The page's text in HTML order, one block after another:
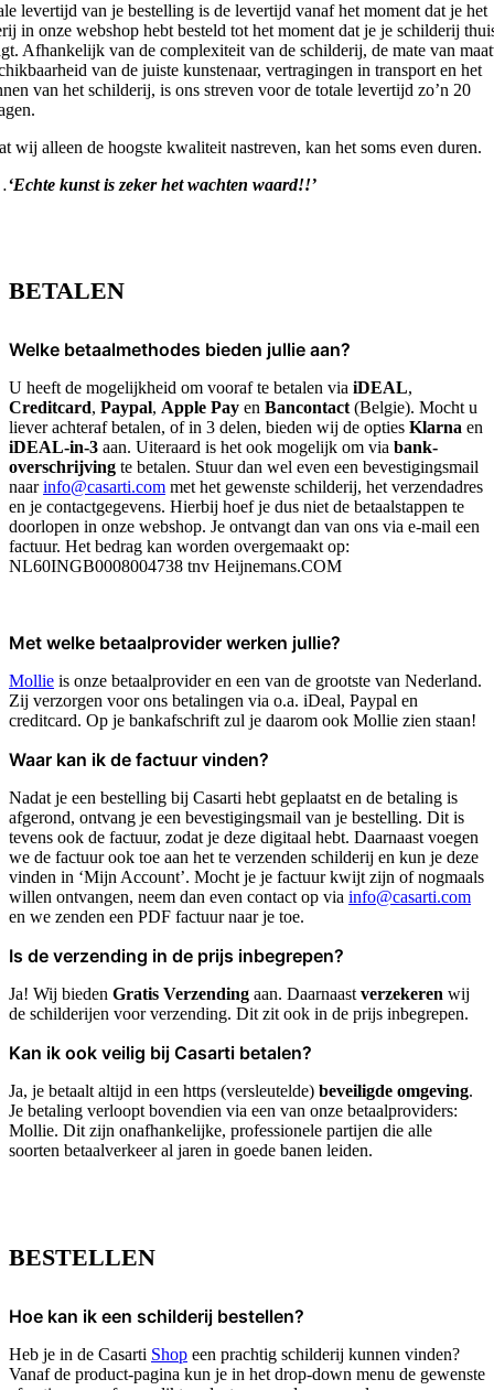
levertijd van je bestelling is de levertijd vanaf het moment dat je het
in onze webshop hebt besteld tot het moment dat je je schilderij
Afhankelijk van de complexiteit van de schilderij, de mate van
van de juiste kunstenaar, vertragingen in transport en het
van het schilderij, is ons streven voor de totale levertijd zo’n 20
wij alleen de hoogste kwaliteit nastreven, kan het soms even duren.
‘Echte kunst is zeker het wachten waard!!’
BETALEN
Welke betaalmethodes bieden jullie aan?
U heeft de mogelijkheid om vooraf te betalen via iDEAL,
Creditcard, Paypal, Apple Pay en Bancontact (Belgie). Mocht u
liever achteraf betalen, of in 3 delen, bieden wij de opties Klarna en
iDEAL-in-3 aan. Uiteraard is het ook mogelijk om via bank-
overschrijving te betalen. Stuur dan wel even een bevestigingsmail
naarinfo@casarti.com met het gewenste schilderij, het verzendadres
en je contactgegevens. Hierbij hoef je dus niet de betaalstappen te
doorlopen in onze webshop. Je ontvangt dan van ons via e-mail een
factuur. Het bedrag kan worden overgemaakt op:
NL60INGB0008004738 tnv Heijnemans.COM
Met welke betaalprovider werken jullie?
Mollie is onze betaalprovider en een van de grootste van Nederland.
Zij verzorgen voor ons betalingen via o.a. iDeal, Paypal en
creditcard. Op je bankafschrift zul je daarom ook Mollie zien staan!
Waar kan ik de factuur vinden?
Nadat je een bestelling bij Casarti hebt geplaatst en de betaling is
afgerond, ontvang je een bevestigingsmail van je bestelling. Dit is
tevens ook de factuur, zodat je deze digitaal hebt. Daarnaast voegen
we de factuur ook toe aan het te verzenden schilderij en kun je deze
vinden in ‘Mijn Account’. Mocht je je factuur kwijt zijn of nogmaals
willen ontvangen, neem dan even contact op via info@casarti.com
en we zenden een PDF factuur naar je toe.
Is de verzending in de prijs inbegrepen?
Ja! Wij bieden Gratis Verzending aan. Daarnaast verzekeren wij
de schilderijen voor verzending. Dit zit ook in de prijs inbegrepen.
Kan ik ook veilig bij Casarti betalen?
Ja, je betaalt altijd in een https (versleutelde) beveiligde omgeving.
Je betaling verloopt bovendien via een van onze betaalproviders:
Mollie. Dit zijn onafhankelijke, professionele partijen die alle
soorten betaalverkeer al jaren in goede banen leiden.
BESTELLEN
Hoe kan ik een schilderij bestellen?
Heb je in de Casarti Shop een prachtig schilderij kunnen vinden?
Vanaf de product-pagina kun je in het drop-down menu de gewenste